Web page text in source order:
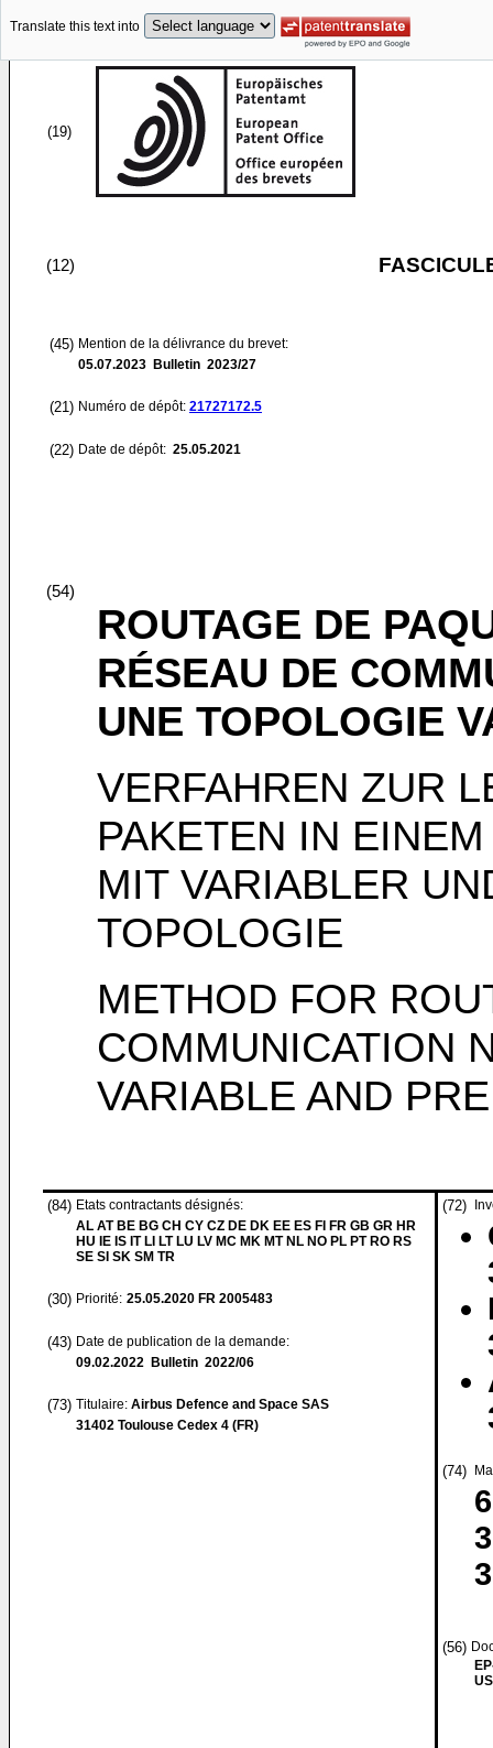
Translate this text into
(19)
(12)
(45) Mention de la délivrance du brevet:
05.07.2023 Bulletin 2023/27
(21) Numéro de dépôt: 21727172.5
(22) Date de dépôt: 25.05.2021
(54)
ROUTAGE DE
RÉSEAU DE
UNE TOPOLOGIE
VERFAHREN ZUR
PAKETEN IN
MIT VARIABLER
TOPOLOGIE
METHOD FOR
COMMUNICATION
VARIABLE AND
(84) Etats contractants désignés:
AL AT BE BG CH CY CZ DE DK EE ES FI FR GB GR HR
HU IE IS IT LI LT LU LV MC MK MT NL NO PL PT RO RS
SE SI SK SM TR
(30) Priorité: 25.05.2020 FR 2005483
(43) Date de publication de la demande:
09.02.2022 Bulletin 2022/06
(73) Titulaire: Airbus Defence and Space SAS
31402 Toulouse Cedex 4 (FR)
(72)
(74)
(56)